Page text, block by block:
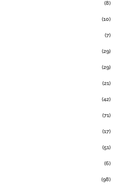
(10)
(7)
(29)
(29)
(21)
(42)
(71)
(17)
(51)
(6)
(98)
(11)